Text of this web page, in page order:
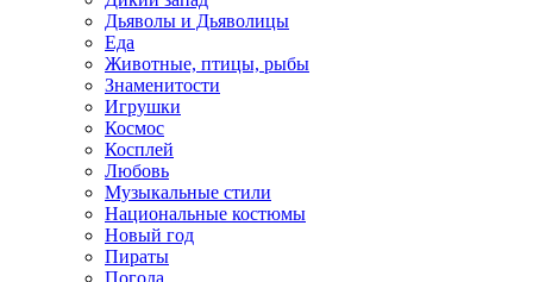
Дьяволы и Дьяволицы
Еда
Животные, птицы, рыбы
Знаменитости
Игрушки
Космос
Косплей
Любовь
Музыкальные стили
Национальные костюмы
Новый год
Пираты
Погода